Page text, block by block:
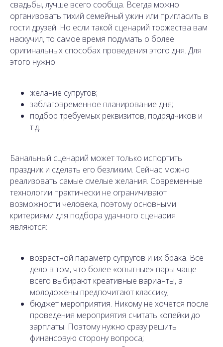
свадьбы, лучше всего сообща. Всегда можно
организовать тихий семейный ужин или пригласить в
гости друзей. Но если такой сценарий торжества вам
наскучил, то самое время подумать о более
оригинальных способах проведения этого дня. Для
этого нужно:
желание супругов;
заблаговременное планирование дня;
подбор требуемых реквизитов, подрядчиков и
т.д.
Банальный сценарий может только испортить
праздник и сделать его безликим. Сейчас можно
реализовать самые смелые желания. Современные
технологии практически не ограничивают
возможности человека, поэтому основными
критериями для подбора удачного сценария
являются:
возрастной параметр супругов и их брака. Все
дело в том, что более «опытные» пары чаще
всего выбирают креативные варианты, а
молодожены предпочитают классику;
бюджет мероприятия. Никому не хочется после
проведения мероприятия считать копейки до
зарплаты. Поэтому нужно сразу решить
финансовую сторону вопроса;